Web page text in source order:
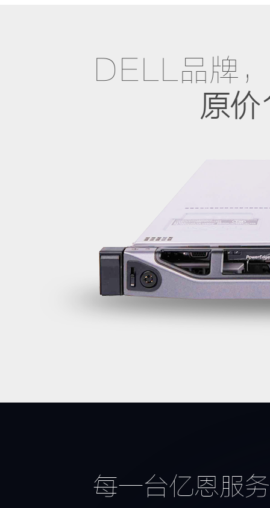
DELL品牌
原
每一台亿恩服